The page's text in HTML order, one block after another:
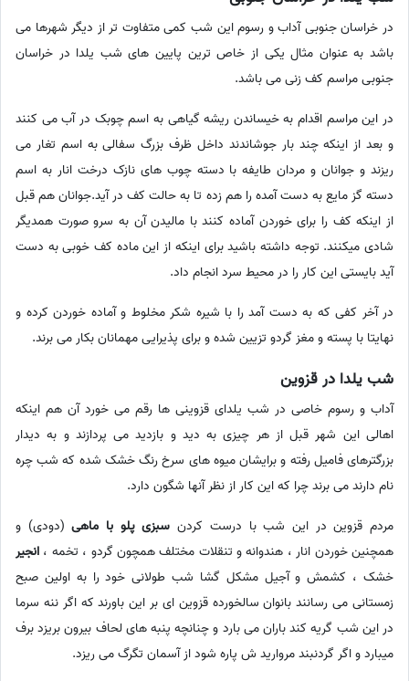
در خراسان جنوبی آداب و رسوم این شب کمی متفاوت تر از دیگر شهرها می
باشد به عنوان مثال یکی از خاص ترین پایین های شب یلدا در خراسان
جنوبی مراسم کف زنی می باشد.
در این مراسم اقدام به خیساندن ریشه گیاهی به اسم چوبک در آب می کنند
و بعد از اینکه چند بار جوشاندند داخل ظرف بزرگ سفالی به اسم تغار می
ریزند و جوانان و مردان طایفه با دسته چوب های نازک درخت انار به اسم
دسته گز مایع به دست آمده را هم زده تا به حالت کف در آید.جوانان هم قبل
از اینکه کف را برای خوردن آماده کنند با مالیدن آن به سرو صورت همدیگر
شادی میکنند. توجه داشته باشید برای اینکه از این ماده کف خوبی به دست
آید بایستی این کار را در محیط سرد انجام داد.
در آخر کفی که به دست آمد را با شیره شکر مخلوط و آماده خوردن کرده و
نهایتا با پسته و مغز گردو تزیین شده و برای پذیرایی مهمانان بکار می برند.
شب یلدا در قزوین
آداب و رسوم خاصی در شب یلدای قزوینی ها رقم می خورد آن هم اینکه
اهالی این شهر قبل از هر چیزی به دید و بازدید می پردازند و به دیدار
بزرگترهای فامیل رفته و برایشان میوه های سرخ رنگ خشک شده که شب چره
نام دارند می برند چرا که این کار از نظر آنها شگون دارد.
مردم قزوین در این شب با درست کردن سبزی پلو با ماهی(دودی) و
همچنین خوردن انار ، هندوانه و تنقلات مختلف همچون گردو ، تخمه ، انجیر
خشک ، کشمش و آجیل مشکل گشا شب طولانی خود را به اولین صبح
زمستانی می رسانند بانوان سالخورده قزوین ای بر این باورند که اگر ننه سرما
در این شب گریه کند باران می بارد و چنانچه پنبه های لحاف بیرون بریزد برف
میبارد و اگر گردنبند مروارید ش پاره شود از آسمان تگرگ می ریزد.